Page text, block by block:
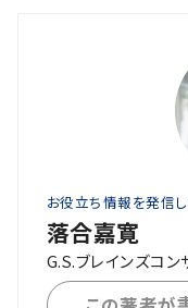
お役立ち情報を発信
落合嘉寛
G.S.ブレインズコ